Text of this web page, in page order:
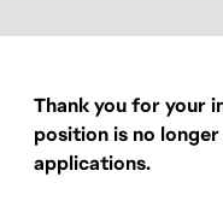
Thank you for your
position is no
applications.